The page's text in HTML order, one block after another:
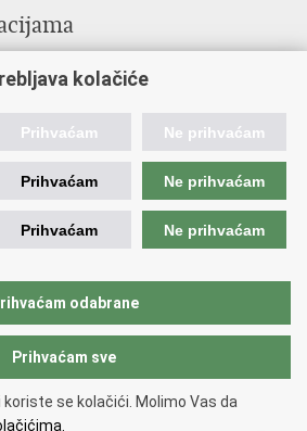
poslova
civilne zaštite.
kolačiće
Prihvaćam Ne prihvaćam
Prihvaćam Ne prihvaćam
Prihvaćam Ne prihvaćam
odabrane
Prihvaćam sve
se kolačići. Molimo Vas da